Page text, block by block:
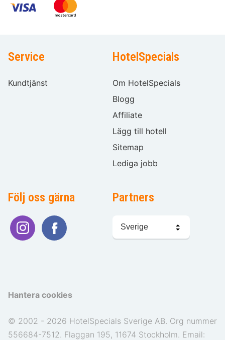
Service
Kundtjänst
HotelSpecials
Om HotelSpecials
Blogg
Affiliate
Lägg till hotell
Sitemap
Lediga jobb
Följ oss gärna Partners
språk
Hantera cookies
© 2002 - 2026 HotelSpecials Sverige AB. Org nummer
556684-7512. Flaggan 195, 11674 Stockholm. Email: